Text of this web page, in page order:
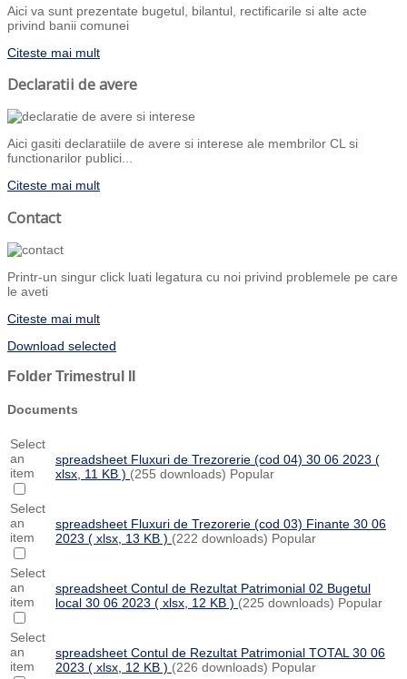
Aici va sunt prezentate bugetul, bilantul, rectificarile si alte acte
privind banii comunei
Citeste mai mult
Declaratii de avere
Aici gasiti declaratiile de avere si interese ale membrilor CL si
functionarilor publici...
Citeste mai mult
Contact
Printr-un singur click luati legatura cu noi privind problemele pe care
le aveti
Citeste mai mult
Download selected
Folder Trimestrul II
Documents
Select
an
item
spreadsheet Fluxuri de Trezorerie (cod 04) 30 06 2023 (
xlsx, 11 KB ) (255 downloads) Popular
Select
an
item
spreadsheet Fluxuri de Trezorerie (cod 03) Finante 30 06
2023 ( xlsx, 13 KB ) (222 downloads) Popular
Select
an
item
spreadsheet Contul de Rezultat Patrimonial 02 Bugetul
local 30 06 2023 ( xlsx, 12 KB ) (225 downloads) Popular
Select
an
item
spreadsheet Contul de Rezultat Patrimonial TOTAL 30 06
2023 ( xlsx, 12 KB ) (226 downloads) Popular